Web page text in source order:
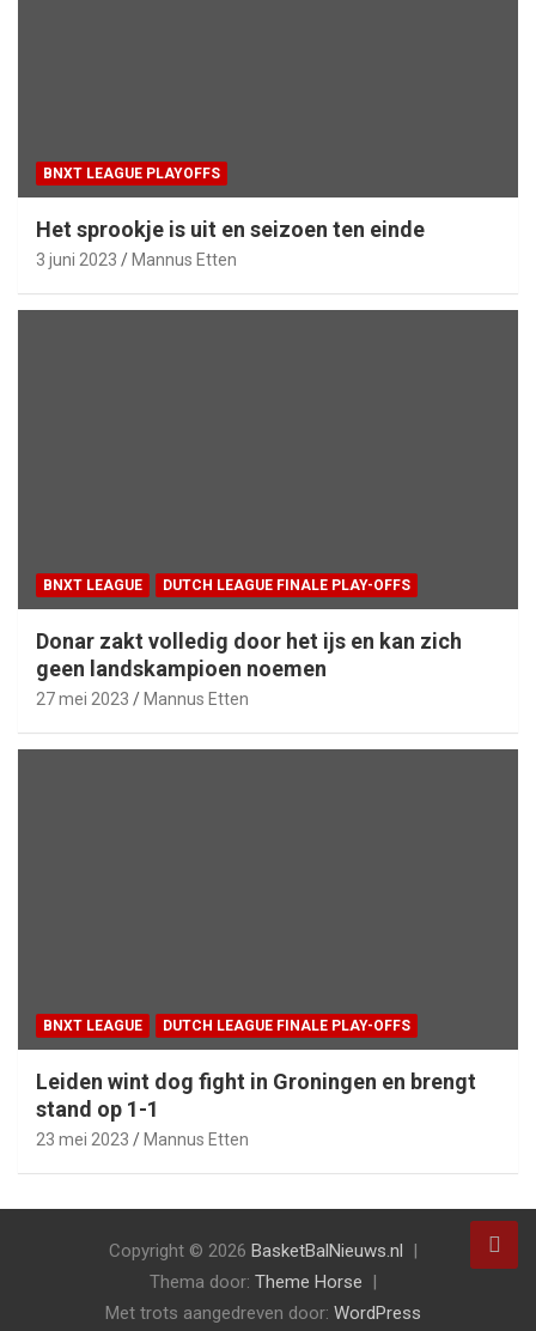
BNXT LEAGUE PLAYOFFS
Het sprookje is uit en seizoen ten einde
3 juni 2023 Mannus Etten
BNXT LEAGUE DUTCH LEAGUE FINALE PLAY-OFFS
Donar zakt volledig door het ijs en kan zich
geen landskampioen noemen
27 mei 2023 Mannus Etten
BNXT LEAGUE DUTCH LEAGUE FINALE PLAY-OFFS
Leiden wint dog fight in Groningen en brengt
stand op 1-1
23 mei 2023 Mannus Etten
Copyright © 2026 BasketBalNieuws.nl
Thema door: Theme Horse
Met trots aangedreven door: WordPress